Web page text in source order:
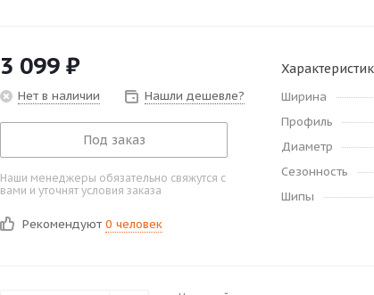
3 099 ₽
Нет в наличии Нашли дешевле?
Под заказ
Наши менеджеры обязательно свяжутся с
вами и уточнят условия заказа
Рекомендуют 0 человек
Ширина
Профиль
Диаметр
Сезонность
Шипы